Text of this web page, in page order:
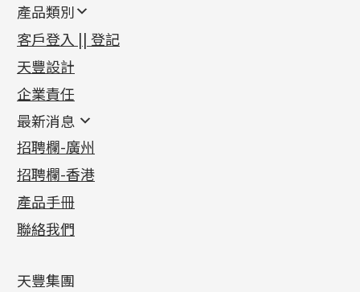
產品類別
新產品
足金系列
足金配件
機織鏈系列
珠仔鏈
镶口链
管狀網鏈
十字車花鏈系列
十字閃O鏈系列
十字錘打鏈系列
側身車花鏈系列
側身鏈系列
雙十字鏈系列
首飾配件
耳環類配件
卷迫系列
螺絲迫系列
梅花迫系列
平臺迫系列
綫拍系列
美拍系列
耳環扣系列
鏈類配件
動感車花吊墜
調節珠系列
生圈扣系列
龍蝦扣系列
鴨俐制系列
字母吊墜
其他類配件
珠盤系列
袖口鈕系列
焊片及鐳射綫
空心車花管
珠類配件
無孔光身珠
空心光身珠
無孔批花珠
鑲口類
四爪頭系列
六爪頭系列
車花片
動感車花片
鑲口戒指
鑲口手鏈系列
首飾系列
手镯系列
戒指系列
空心耳環
空心车花管首饰链
空心手鐲系列
貴金屬原料
千足金
記憶金屬系列
記憶戒指
拉簧珠珠手鏈
記憶鈦手鐲
客戶登入 || 登記
天豐設計
企業責任
最新消息
最新消息
各項證書(2)
相片集(9)
展覽會資訊
最新產品資訊
招聘欄-廣州
招聘欄-香港
產品手冊
聯絡我們
天豐集團